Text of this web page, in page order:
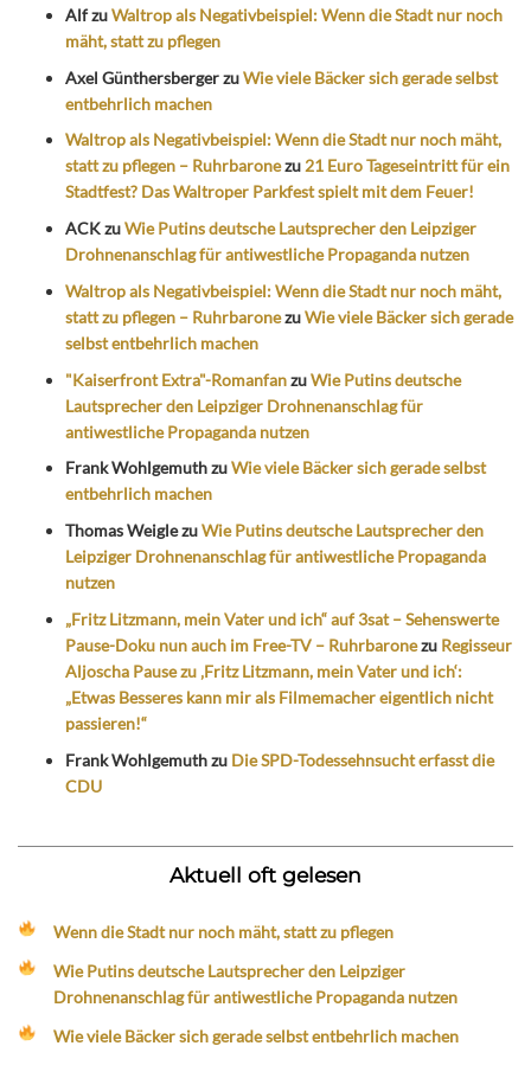
AlfzuWaltrop als Negativbeispiel: Wenn die Stadt nur noch
mäht, statt zu pflegen
Axel GünthersbergerzuWie viele Bäcker sich gerade selbst
entbehrlich machen
Waltrop als Negativbeispiel: Wenn die Stadt nur noch mäht,
statt zu pflegen – Ruhrbaronezu 21 Euro Tageseintritt für ein
Stadtfest? Das Waltroper Parkfest spielt mit dem Feuer!
ACKzuWie Putins deutsche Lautsprecher den Leipziger
Drohnenanschlag für antiwestliche Propaganda nutzen
Waltrop als Negativbeispiel: Wenn die Stadt nur noch mäht,
statt zu pflegen – RuhrbaronezuWie viele Bäcker sich gerade
selbst entbehrlich machen
"Kaiserfront Extra"-RomanfanzuWie Putins deutsche
Lautsprecher den Leipziger Drohnenanschlag für
antiwestliche Propaganda nutzen
Frank WohlgemuthzuWie viele Bäcker sich gerade selbst
entbehrlich machen
Thomas WeiglezuWie Putins deutsche Lautsprecher den
Leipziger Drohnenanschlag für antiwestliche Propaganda
nutzen
„Fritz Litzmann, mein Vater und ich“ auf 3sat – Sehenswerte
Pause-Doku nun auch im Free-TV – Ruhrbaronezu Regisseur
Aljoscha Pause zu ‚Fritz Litzmann, mein Vater und ich‘:
„Etwas Besseres kann mir als Filmemacher eigentlich nicht
passieren!“
Frank Wohlgemuthzu Die SPD-Todessehnsucht erfasst die
CDU
Aktuell oft gelesen
Wenn die Stadt nur noch mäht, statt zu pflegen
Wie Putins deutsche Lautsprecher den Leipziger
Drohnenanschlag für antiwestliche Propaganda nutzen
Wie viele Bäcker sich gerade selbst entbehrlich machen